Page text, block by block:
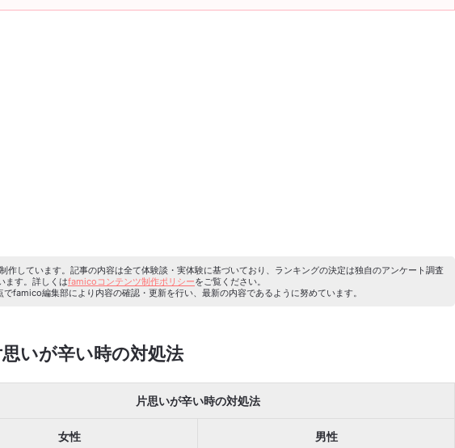
作しています。記事の内容は全て体験談・実体験に基づいており、ランキングの決定は独自のアンケート調査
ます。詳しくはfamicoコンテンツ制作ポリシーをご覧ください。
famico編集部により内容の確認・更新を行い、最新の内容であるように努めています。
思いが辛い時の対処法
片思いが辛い時の対処法
女性 男性